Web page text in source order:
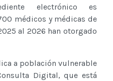
electrónico es
médicos y médicas de
al 2026 han otorgado
a población vulnerable
Digital, que está